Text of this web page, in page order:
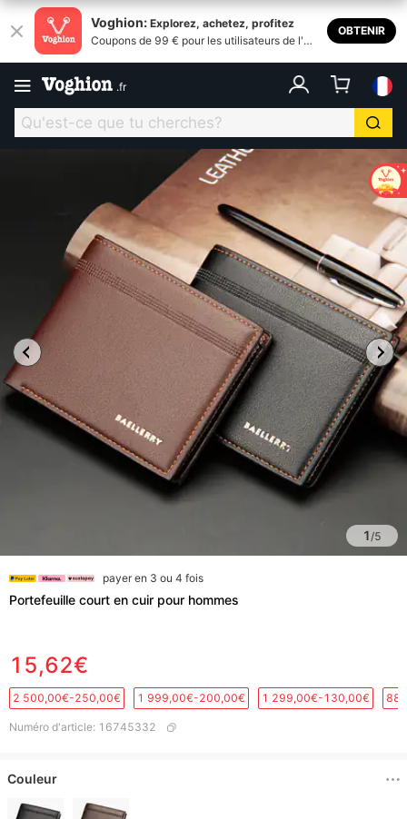
Voghion: Explorez, achetez, profitez
Coupons de 99 € pour les utilisateurs de l'ap
OBTENIR
.fr
1/5
payer en 3 ou 4 fois
Portefeuille court en cuir pour hommes
15,62€
2 500,00€-250,00€ 1 999,00€-200,00€ 1 299,00€-130,00€
Numéro d'article: 16745332
Couleur